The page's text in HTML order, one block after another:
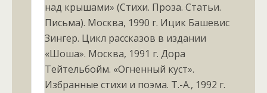
над крышами» (Стихи. Проза. Статьи.
Письма). Москва, 1990 г. Ицик Башевис
Зингер. Цикл рассказов в издании
«Шоша». Москва, 1991 г. Дора
Тейтельбойм. «Огненный куст».
Избранные стихи и поэма. Т.-А., 1992 г.